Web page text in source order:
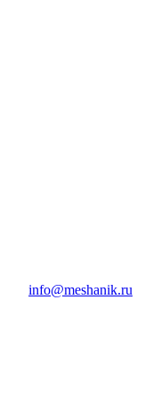
info@meshanik.ru